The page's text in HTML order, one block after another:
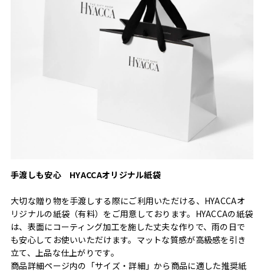
手渡しも安心 HYACCAオリジナル紙袋
大切な贈り物を手渡しする際にご利用いただける、HYACCAオ
リジナルの紙袋（有料）をご用意しております。HYACCAの紙袋
は、表面にコーティング加工を施した丈夫な作りで、雨の日で
も安心してお使いいただけます。マットな質感が高級感を引き
立て、上品な仕上がりです。
商品詳細ページ内の「サイズ・詳細」から商品に適した推奨紙